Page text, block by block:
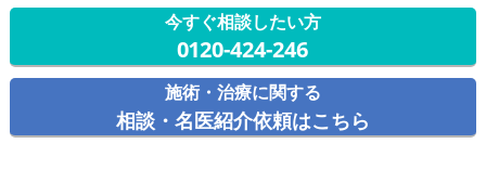
今すぐ相談したい方
0120-424-246
施術・治療に関する
相談・名医紹介依頼はこちら